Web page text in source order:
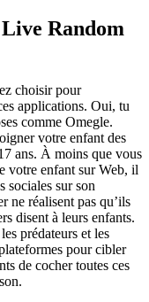
Random
choisir pour
applications. Oui, tu
comme Omegle.
votre enfant des
ans. À moins que vous
votre enfant sur Web, il
sociales sur son
ne réalisent pas qu’ils
disent à leurs enfants.
prédateurs et les
pour cibler
de cocher toutes ces